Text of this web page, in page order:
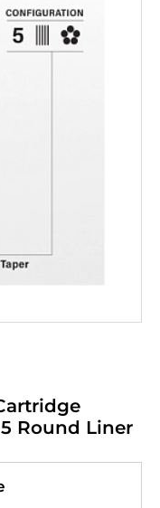
Round Liner